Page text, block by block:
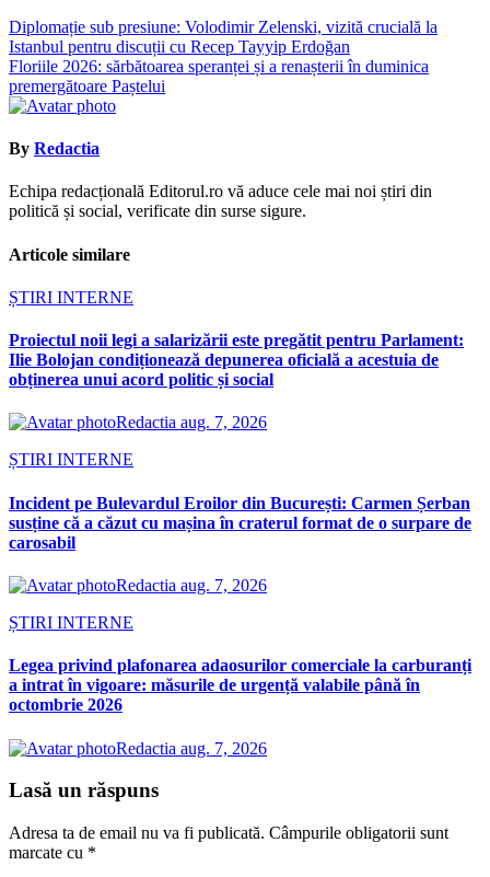
Navigare
în
articole
Diplomație sub presiune: Volodimir Zelenski, vizită crucială la
Istanbul pentru discuții cu Recep Tayyip Erdoğan
Floriile 2026: sărbătoarea speranței și a renașterii în duminica
premergătoare Paștelui
By Redactia
Echipa redacțională Editorul.ro vă aduce cele mai noi știri din
politică și social, verificate din surse sigure.
Articole similare
ȘTIRI INTERNE
Proiectul noii legi a salarizării este pregătit pentru Parlament:
Ilie Bolojan condiționează depunerea oficială a acestuia de
obținerea unui acord politic și social
Redactia aug. 7, 2026
ȘTIRI INTERNE
Incident pe Bulevardul Eroilor din București: Carmen Șerban
susține că a căzut cu mașina în craterul format de o surpare de
carosabil
Redactia aug. 7, 2026
ȘTIRI INTERNE
Legea privind plafonarea adaosurilor comerciale la carburanți
a intrat în vigoare: măsurile de urgență valabile până în
octombrie 2026
Redactia aug. 7, 2026
Lasă un răspuns
Adresa ta de email nu va fi publicată. Câmpurile obligatorii sunt
marcate cu *